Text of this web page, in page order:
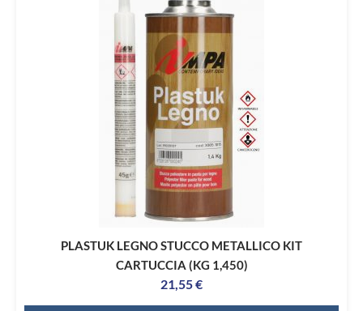
PLASTUK LEGNO STUCCO METALLICO KIT
CARTUCCIA (KG 1,450)
21,55€